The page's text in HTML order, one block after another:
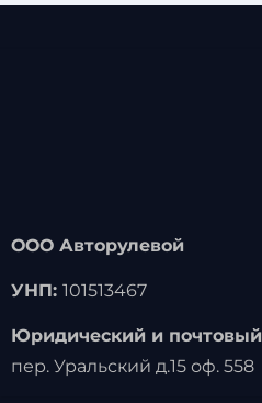
ООО Авторулевой
УНП: 101513467
Юридический и
пер. Уральский д.15 оф. 558